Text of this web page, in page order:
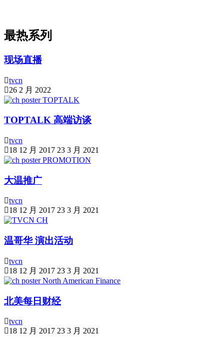
最热系列
现场直播
tvcn
26 2 月 2022
TOPTALK 高端访谈
tvcn
18 12 月 2017 23 3 月 2021
大温推广
tvcn
18 12 月 2017 23 3 月 2021
温哥华 演出活动
tvcn
18 12 月 2017 23 3 月 2021
北美每日财经
tvcn
18 12 月 2017 23 3 月 2021